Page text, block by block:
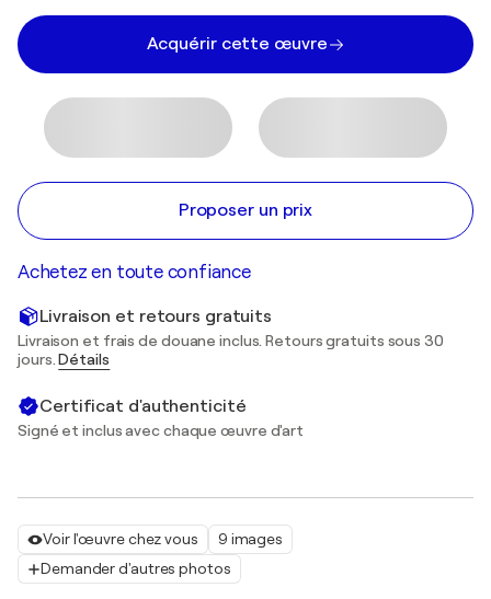
Voir l'œuvre chez vous
9 images
Demander d'autres photos
Acquérir cette œuvre
Proposer un prix
Achetez en toute confiance
Livraison et retours gratuits
Livraison et frais de douane inclus. Retours gratuits sous 30
jours.Détails
Certificat d'authenticité
Signé et inclus avec chaque œuvre d'art